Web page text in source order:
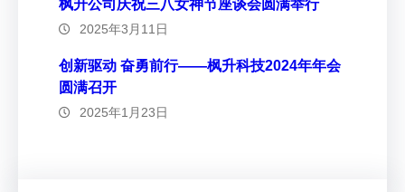
枫升公司庆祝三八女神节座谈会圆满举行
2025年3月11日
创新驱动 奋勇前行——枫升科技2024年年会
圆满召开
2025年1月23日